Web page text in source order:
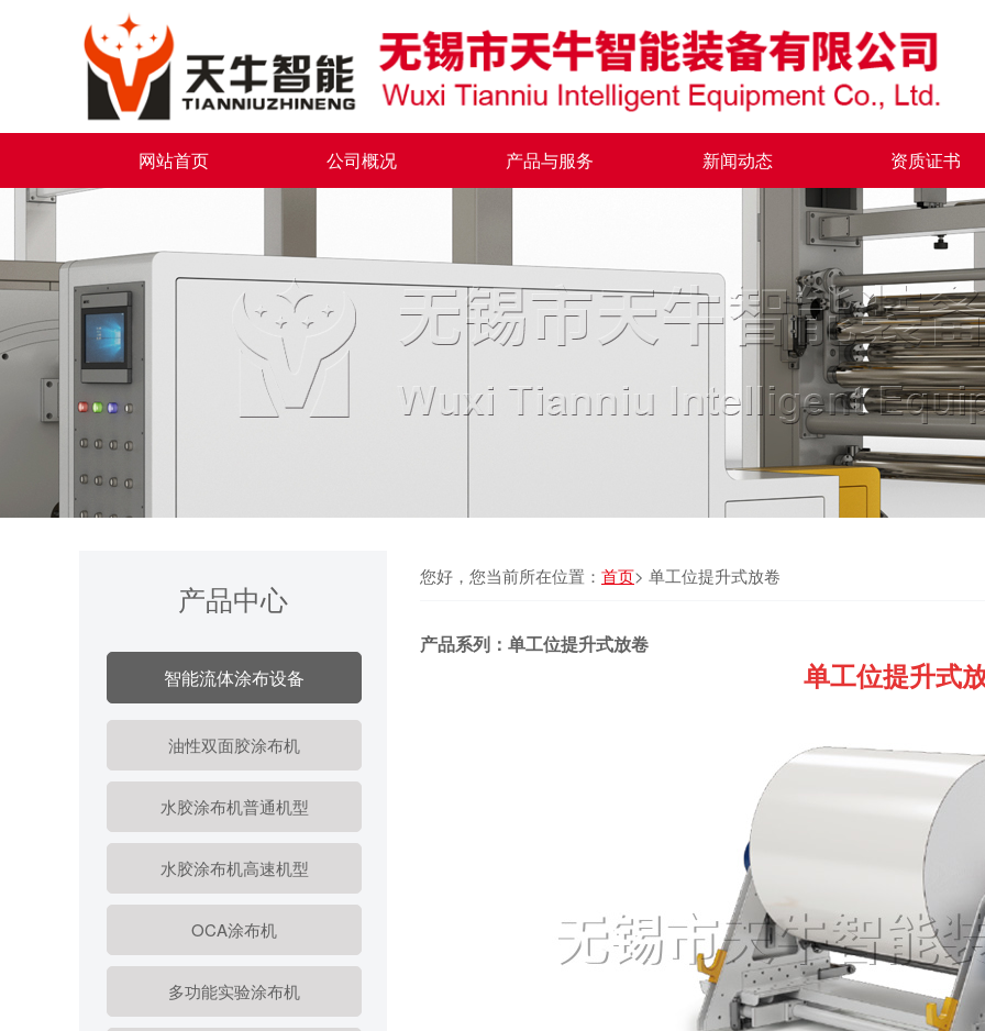
网站首页 公司概况 产品与服务 新闻动态 资质证书
产品中心
智能流体涂布设备
油性双面胶涂布机
水胶涂布机普通机型
水胶涂布机高速机型
OCA涂布机
多功能实验涂布机
您好，您当前所在位置： 首页> 单工位提升式放卷
产品系列：单工位提升式放卷
单工位提升式